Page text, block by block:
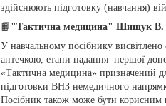
здійснюють підготовку (навчання)
📙 "Тактична медицина" Шищук
У навчальному посібнику
аптечкою, етапи надання першої
«Тактична медицина» призначений
підготовки ВНЗ немедичного
Посібник також може бути корисним